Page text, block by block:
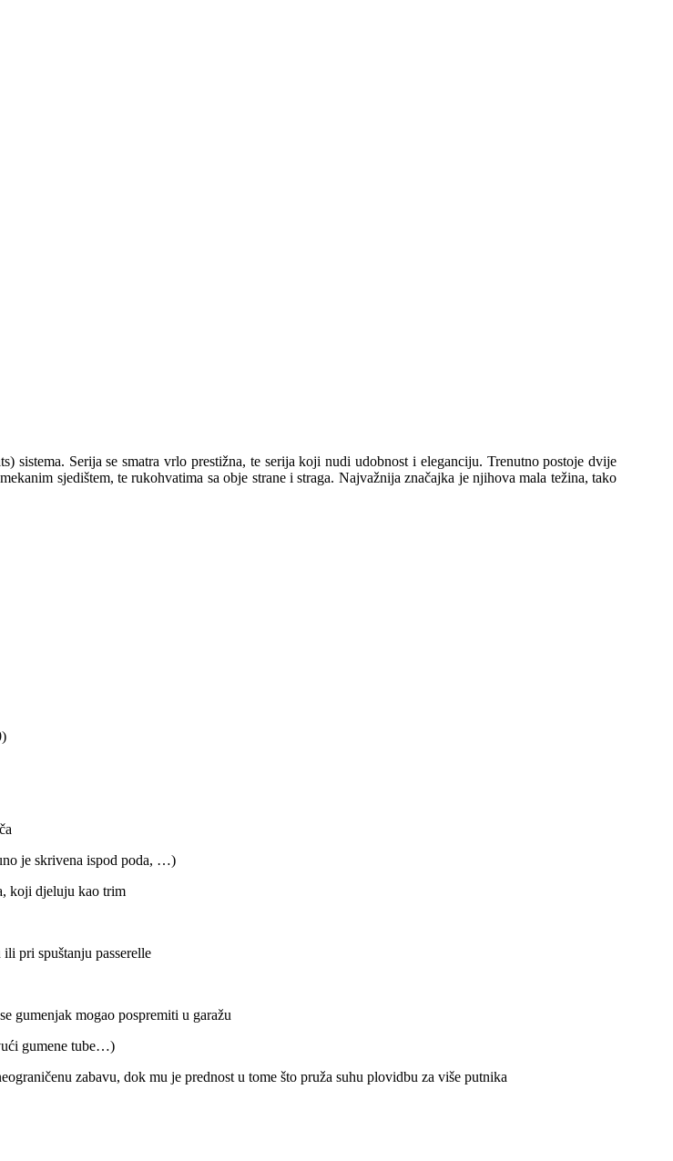
Serija se smatra vrlo prestižna, te serija koji nudi udobnost i eleganciju. Trenutno postoje dvije
sjedištem, te rukohvatima sa obje strane i straga. Najvažnija značajka je njihova mala težina, tako
je skrivena ispod poda, …)
koji djeluju kao trim
pri spuštanju passerelle
gumenjak mogao pospremiti u garažu
gumene tube…)
zabavu, dok mu je prednost u tome što pruža suhu plovidbu za više putnika